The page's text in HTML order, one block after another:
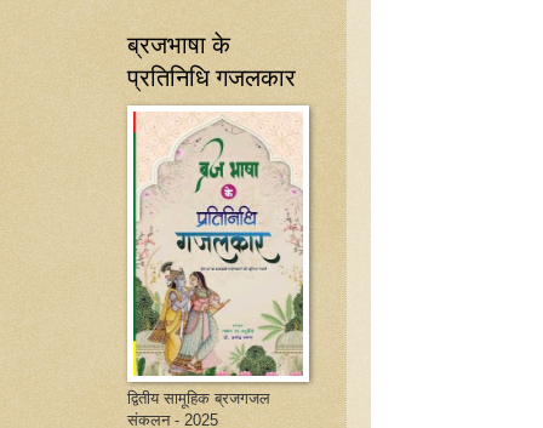
ब्रजभाषा के
प्रतिनिधि गजलकार
द्वितीय सामूहिक ब्रजगजल
संकलन - 2025